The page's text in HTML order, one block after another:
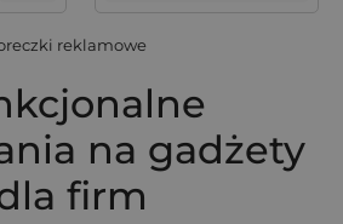
na gadżety
firm